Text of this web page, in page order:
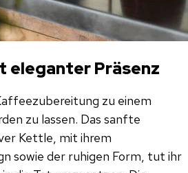
eleganter Präsenz
zu einem
zu lassen. Das sanfte
Kettle, mit ihrem
sowie der ruhigen Form, tut ihr